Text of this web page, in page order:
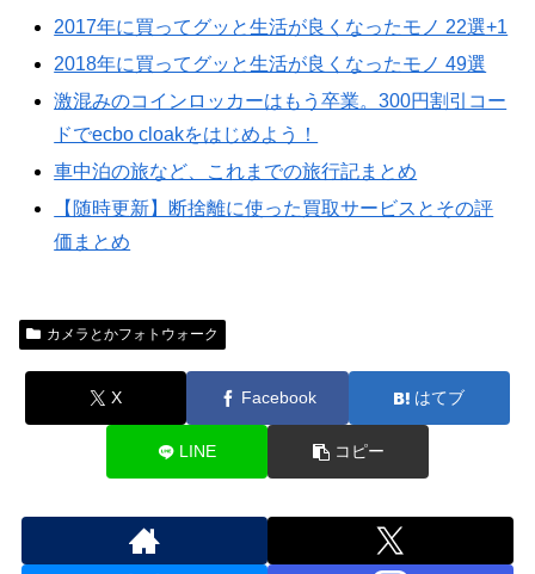
2017年に買ってグッと生活が良くなったモノ 22選+1
2018年に買ってグッと生活が良くなったモノ 49選
激混みのコインロッカーはもう卒業。300円割引コー
ドでecbo cloakをはじめよう！
車中泊の旅など、これまでの旅行記まとめ
【随時更新】断捨離に使った買取サービスとその評
価まとめ
カメラとかフォトウォーク
X Facebook はてブ
LINE コピー